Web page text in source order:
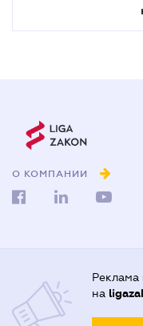
О КОМПАНИИ
Реклама
на